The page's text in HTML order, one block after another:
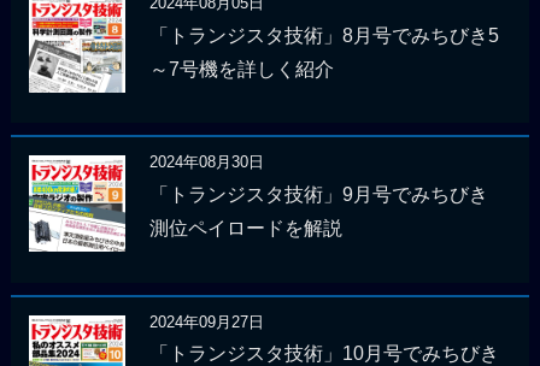
「トランジスタ技術」8月号でみちびき5
～7号機を詳しく紹介
2024年08月30日
「トランジスタ技術」9月号でみちびき
測位ペイロードを解説
2024年09月27日
「トランジスタ技術」10月号でみちびき